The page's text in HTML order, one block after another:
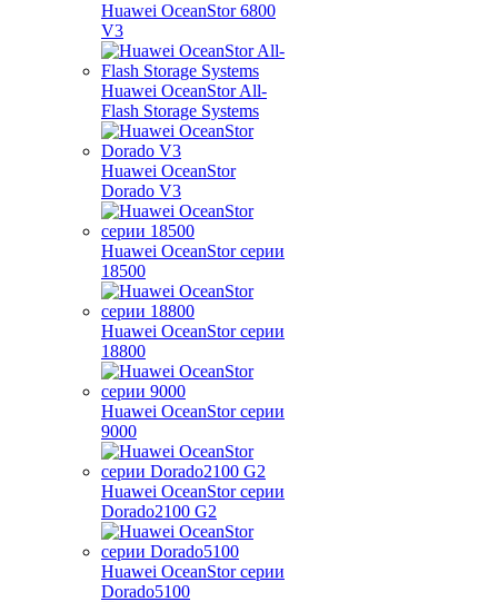
Huawei OceanStor 6800
V3
Huawei OceanStor All-
Flash Storage Systems
Huawei OceanStor
Dorado V3
Huawei OceanStor серии
18500
Huawei OceanStor серии
18800
Huawei OceanStor серии
9000
Huawei OceanStor серии
Dorado2100 G2
Huawei OceanStor серии
Dorado5100